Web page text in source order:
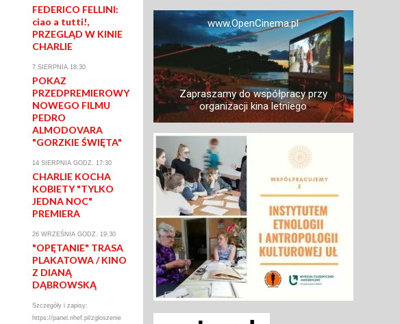
FEDERICO FELLINI:
ciao a tutti!,
PRZEGLĄD W KINIE
CHARLIE
7 SIERPNIA 18:30
POKAZ
PRZEDPREMIEROWY
NOWEGO FILMU
PEDRO
ALMODOVARA
"GORZKIE ŚWIĘTA"
14 SIERPNIA GODZ. 17:30
CHARLIE KOCHA
KOBIETY "TYLKO
JEDNA NOC"
PREMIERA
26 WRZEŚNIA GODZ. 19:30
"OPĘTANIE" TRASA
PLAKATOWA / KINO
Z DIANĄ
DĄBROWSKĄ
Szczegóły i zapisy:
https://panel.nhef.pl/zgloszenie
www.OpenCinema.pl
Zapraszamy do współpracy przy
organizacji kina letniego